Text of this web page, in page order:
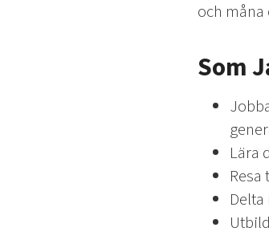
och
Som
Lära